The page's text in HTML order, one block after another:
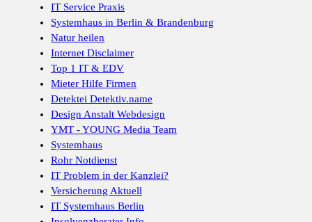
IT Service Praxis
Systemhaus in Berlin & Brandenburg
Natur heilen
Internet Disclaimer
Top 1 IT & EDV
Mieter Hilfe Firmen
Detektei Detektiv.name
Design Anstalt Webdesign
YMT - YOUNG Media Team
Systemhaus
Rohr Notdienst
IT Problem in der Kanzlei?
Versicherung Aktuell
IT Systemhaus Berlin